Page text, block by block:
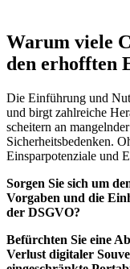
Warum viele
den erhofften
Die Einführung und
und birgt zahlreiche
scheitern an
Sicherheitsbedenken.
Einsparpotenziale und
Sorgen Sie sich um
Vorgaben und die
der DSGVO?
Befürchten Sie eine
Verlust digitaler